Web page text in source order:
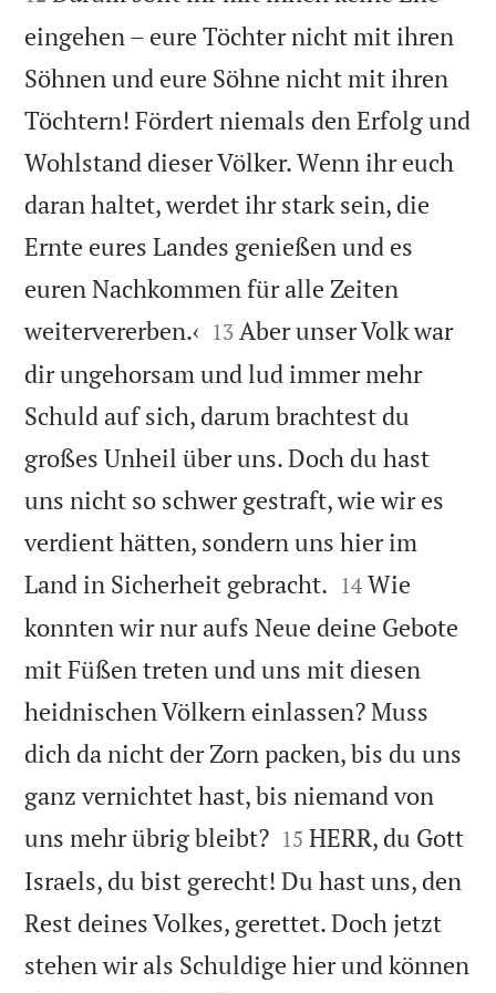
eingehen – eure Töchter nicht mit ihren
Söhnen und eure Söhne nicht mit ihren
Töchtern! Fördert niemals den Erfolg und
Wohlstand dieser Völker. Wenn ihr euch
daran haltet, werdet ihr stark sein, die
Ernte eures Landes genießen und es
euren Nachkommen für alle Zeiten
weitervererben.‹ 

13 Aber unser Volk war
dir ungehorsam und lud immer mehr
Schuld auf sich, darum brachtest du
großes Unheil über uns. Doch du hast
uns nicht so schwer gestraft, wie wir es
verdient hätten, sondern uns hier im
Land in Sicherheit gebracht. 

14 Wie
konnten wir nur aufs Neue deine Gebote
mit Füßen treten und uns mit diesen
heidnischen Völkern einlassen? Muss
dich da nicht der Zorn packen, bis du uns
ganz vernichtet hast, bis niemand von
uns mehr übrig bleibt?
15 HERR, du Gott
Israels, du bist gerecht! Du hast uns, den
Rest deines Volkes, gerettet. Doch jetzt
stehen wir als Schuldige hier und können